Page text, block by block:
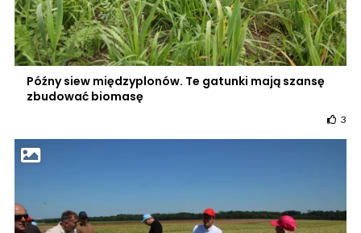
Późny siew międzyplonów. Te gatunki mają szansę
zbudować biomasę
3